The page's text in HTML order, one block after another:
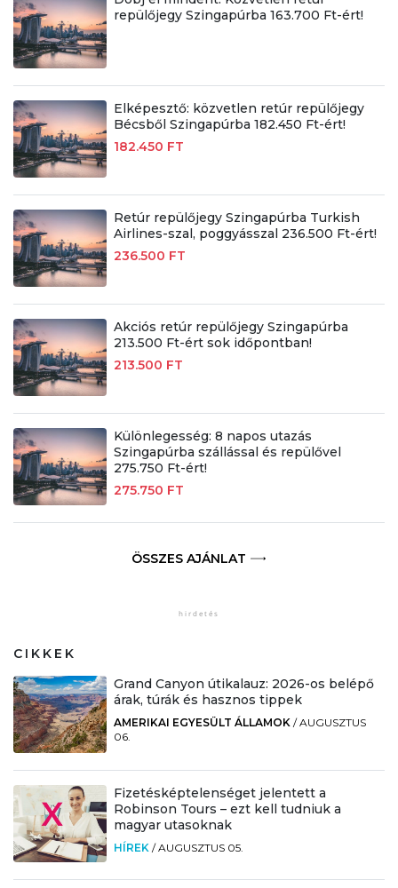
repülőjegy Szingapúrba 163.700 Ft-ért!
Elképesztő: közvetlen retúr repülőjegy
Bécsből Szingapúrba 182.450 Ft-ért!
182.450 FT
Retúr repülőjegy Szingapúrba Turkish
Airlines-szal, poggyásszal 236.500 Ft-ért!
236.500 FT
Akciós retúr repülőjegy Szingapúrba
213.500 Ft-ért sok időpontban!
213.500 FT
Különlegesség: 8 napos utazás
Szingapúrba szállással és repülővel
275.750 Ft-ért!
275.750 FT
ÖSSZES AJÁNLAT
CIKKEK
Grand Canyon útikalauz: 2026-os belépő
árak, túrák és hasznos tippek
AMERIKAI EGYESÜLT ÁLLAMOK /AUGUSZTUS
06.
Fizetésképtelenséget jelentett a
Robinson Tours – ezt kell tudniuk a
magyar utasoknak
HÍREK /AUGUSZTUS 05.